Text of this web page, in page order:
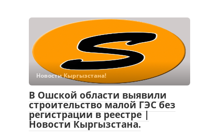
Новости Кыргызстана!
В Ошской области выявили
строительство малой ГЭС без
регистрации в реестре |
Новости Кыргызстана.